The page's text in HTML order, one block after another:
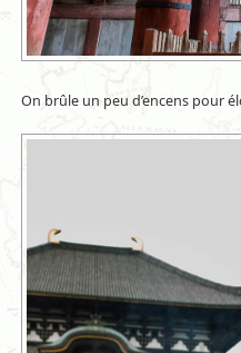
On brûle un peu d’encens pour